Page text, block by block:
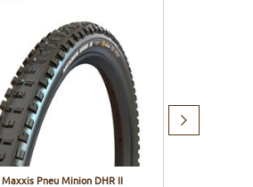
Maxxis Pneu Minion DHR II
Produit